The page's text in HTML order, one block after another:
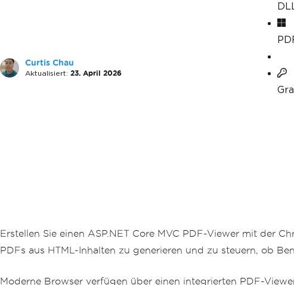
Curtis Chau
Aktualisiert: 23. April 2026
Erstellen Sie einen ASP.NET Core MVC PDF-Viewer mit der
PDFs aus HTML-Inhalten zu generieren und zu steuern, ob
Moderne Browser verfügen über einen integrierten PDF-